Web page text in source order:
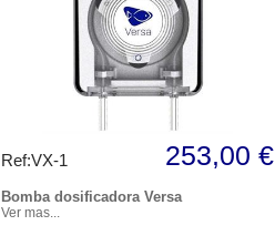
Ref:VX-1 253,00 €
Bomba dosificadora Versa
Ver mas...